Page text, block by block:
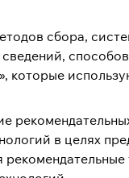
сбора,
которые
в целях